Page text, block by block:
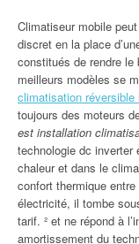
Climatiseur mobile
discret en la place
constitués de rendre
meilleurs modèles se
climatisation réversible
toujours des moteurs
est installation
technologie dc inverter
chaleur et dans le
confort thermique
électricité, il tombe
tarif. ² et ne répond à
amortissement du